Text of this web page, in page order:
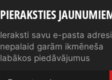
PIERAKSTIES
Ieraksti savu e-pasta
nepalaid garām ikmēneša
labākos piedāvājumus